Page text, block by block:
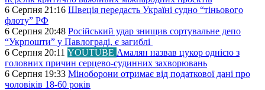
6 Серпня 21:16 Швеція передасть Україні судно “тіньового
флоту” РФ
6 Серпня 20:48 Російський удар знищив сортувальне депо
“Укрпошти” у Павлограді, є загиблі
6 Серпня 20:11 YOUTUBE Амалян назвав цукор однією з
головних причин серцево-судинних захворювань
6 Серпня 19:33 Міноборони отримає від податкової дані про
чоловіків 18-60 років